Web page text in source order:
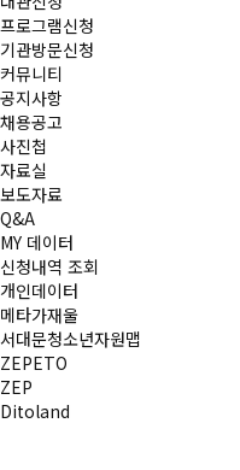
프로그램신청
기관방문신청
커뮤니티
공지사항
채용공고
사진첩
자료실
보도자료
Q&A
MY 데이터
신청내역 조회
개인데이터
메타가재울
서대문청소년자원맵
ZEPETO
ZEP
Ditoland